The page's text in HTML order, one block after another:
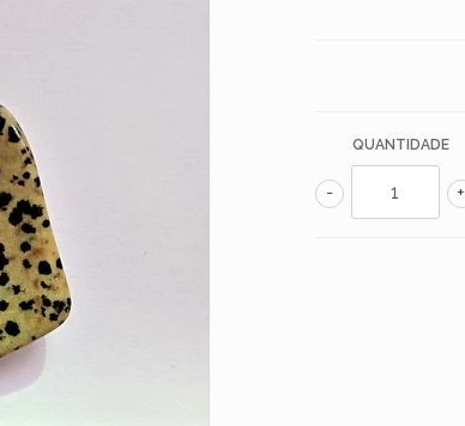
QUANTIDADE
+
-